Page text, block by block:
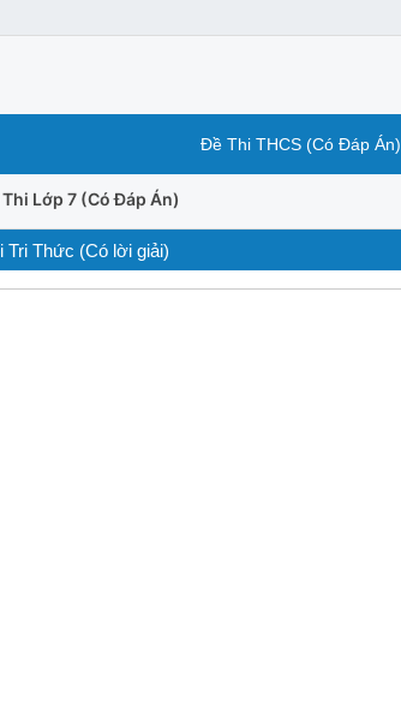
Đề Thi THCS (Có Đáp Án)
Lớp 7 (Có Đáp Án)
Tri Thức (Có lời giải)